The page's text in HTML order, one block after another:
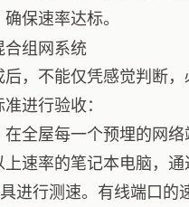
保速率达标。
组网系统
，不能仅凭感觉判断，
进行验收：
在全屋每一个预埋的网
速率的笔记本电脑，通
进行测速。有线端口的